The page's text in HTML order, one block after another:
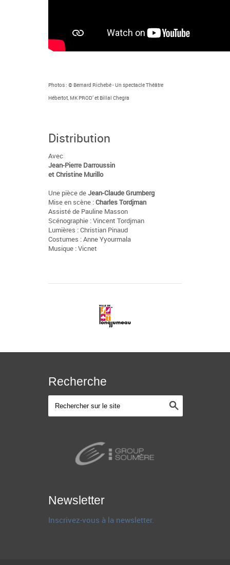
Photos : © Bernard Richebé - Un spectacle Théâtre
Hébertot, MK PROD’ et Billal Chegra
Distribution
Avec
Jean-Pierre Darroussin
et Christine Murillo
Une pièce deJean-Claude Grumberg
Mise en scène :Charles Tordjman
Assisté de Pauline Masson
Scénographie : Vincent Tordjman
Lumières : Christian Pinaud
Costumes : Anne Yyourmala
Musique : Vicnet
Recherche
Newsletter
Inscrivez-vous à la newsletter.